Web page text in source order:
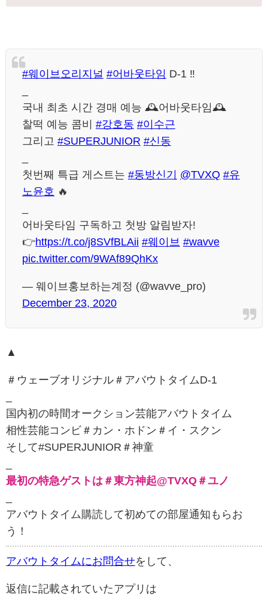
#웨이브오리지널 #어바웃타임 D-1 ‼️
국내 최초 시간 경매 예능 🕰️어바웃타임🕰️
찰떡 예능 콤비 #강호동 #이수근
그리고 #SUPERJUNIOR #신동
첫번째 특급 게스트는 #동방신기 @TVXQ #유
노윤호 🔥
어바웃타임 구독하고 첫방 알림받자!
👉https://t.co/j8SVfBLAii #웨이브 #wavve
pic.twitter.com/9WAf89QhKx
— 웨이브홍보하는계정 (@wavve_pro)
December 23, 2020
▲
＃ウェーブオリジナル＃アバウトタイムD-1
国内初の時間オークション芸能アバウトタイム
相性芸能コンビ＃カン・ホドン＃イ・スクン
そして#SUPERJUNIOR＃神童
最初の特急ゲストは＃東方神起@TVXQ＃ユノ
アバウトタイム購読して初めての部屋通知もらお
う！
アバウトタイムにお問合せをして、
返信に記載されていたアプリは